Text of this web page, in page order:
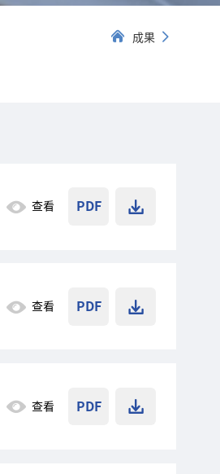
成果
查看 PDF
查看 PDF
查看 PDF